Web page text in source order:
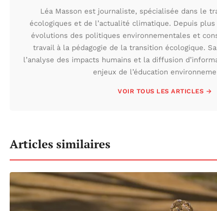
Léa Masson est journaliste, spécialisée dans le
écologiques et de l’actualité climatique. Depuis
évolutions des politiques environnementales et
travail à la pédagogie de la transition écologique.
l’analyse des impacts humains et la diffusion
enjeux de l’éducation
VOIR TOUS LES ARTICLES →
Articles similaires